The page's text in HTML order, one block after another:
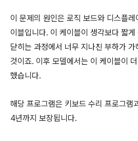
이 문제의 원인은 로직 보드와 디스플레
이블입니다. 이 케이블이 생각보다 짧
닫히는 과정에서 너무 지나친 부하가
것이죠. 이후 모델에서는 이 케이블이
했습니다.
해당 프로그램은 키보드 수리 프로그램
4년까지 보장됩니다.